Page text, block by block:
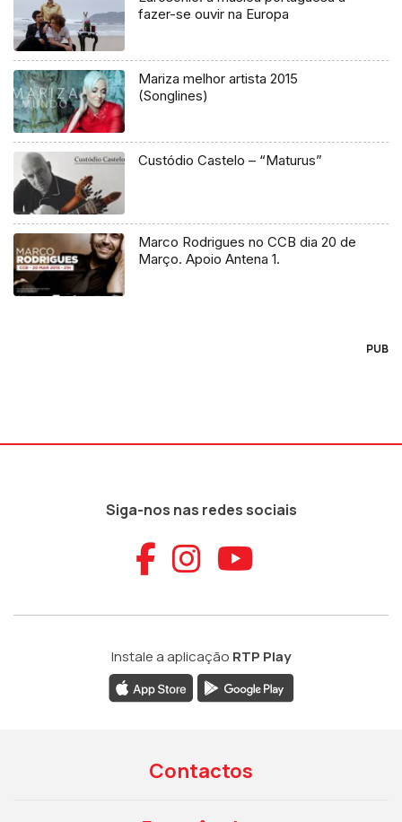
fazer-se ouvir na Europa
Mariza melhor artista 2015
(Songlines)
Custódio Castelo – “Maturus”
Marco Rodrigues no CCB dia 20 de
Março. Apoio Antena 1.
PUB
Siga-nos nas redes sociais
Aceder ao
Aceder ao
Aceder
Instale a aplicação RTP Play
Contactos